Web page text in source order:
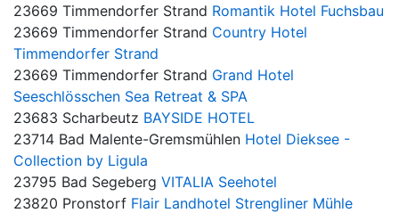
23669 Timmendorfer Strand Romantik Hotel Fuchsbau
23669 Timmendorfer Strand Country Hotel
Timmendorfer Strand
23669 Timmendorfer Strand Grand Hotel
Seeschlösschen Sea Retreat & SPA
23683 Scharbeutz BAYSIDE HOTEL
23714 Bad Malente-Gremsmühlen Hotel Dieksee -
Collection by Ligula
23795 Bad Segeberg VITALIA Seehotel
23820 Pronstorf Flair Landhotel Strengliner Mühle